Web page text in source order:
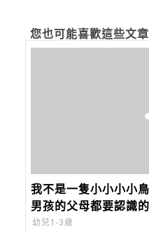
您也可能喜歡這些文章
我不是一隻小小小小
男孩的父母都要認識
幼兒1-3歲